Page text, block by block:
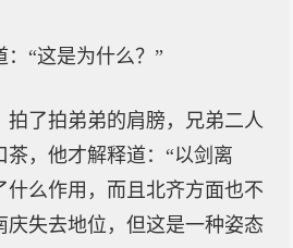
：“这是为什么？”
拍了拍弟弟的肩膀，兄弟二人
茶，他才解释道：“以剑离
什么作用，而且北齐方面也不
庆失去地位，但这是一种姿态